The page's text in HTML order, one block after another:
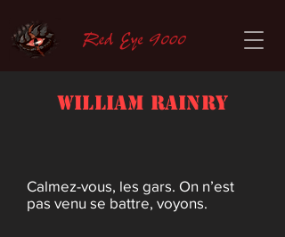
William Rainry
Calmez-vous, les gars. On n’est
pas venu se battre, voyons.